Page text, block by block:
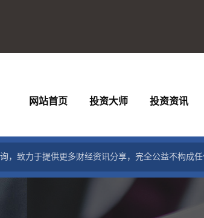
网站首页 投资大师 投资资讯
，致力于提供更多财经资讯分享，完全公益不构成